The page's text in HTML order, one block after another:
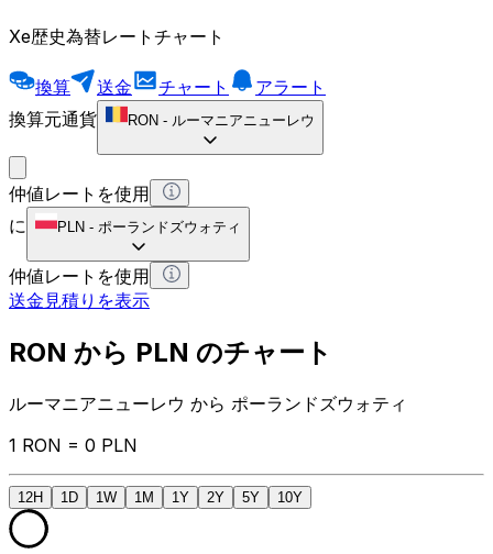
Xe歴史為替レートチャート
換算 送金 チャート
アラート
換算元通貨
RON - ルーマニアニューレウ
仲値レートを使用
に
PLN - ポーランドズウォティ
仲値レートを使用
送金見積りを表示
RON から PLN のチャート
ルーマニアニューレウ から ポーランドズウォティ
1 RON = 0 PLN
12H 1D 1W 1M 1Y 2Y 5Y 10Y